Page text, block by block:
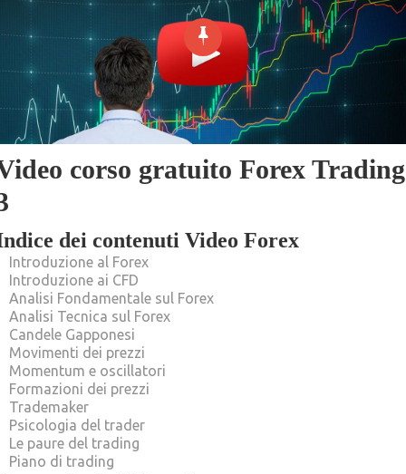
corso gratuito Forex Trading
dei contenuti Video Forex
Introduzione al Forex
Introduzione ai CFD
Analisi Fondamentale sul Forex
Analisi Tecnica sul Forex
Candele Gapponesi
Movimenti dei prezzi
Momentum e oscillatori
Formazioni dei prezzi
Trademaker
Psicologia del trader
Le paure del trading
Piano di trading